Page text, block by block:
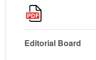
Editorial Board